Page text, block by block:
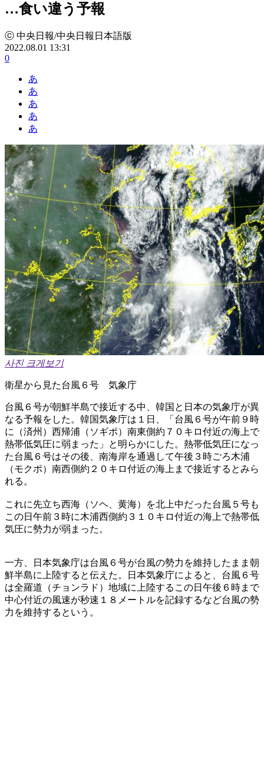
…食い違う予報
ⓒ 中央日報/中央日報日本語版
2022.08.01 13:31
0
あ
あ
あ
あ
あ
사진 크게보기
衛星から見た台風６号 気象庁
台風６号が朝鮮半島で接近する中、韓国と日本の気象庁が異
なる予報をした。韓国気象庁は１日、「台風６号が午前９時
に（済州）西帰浦（ソギポ）南東側約７０キロ付近の海上で
熱帯低気圧に弱まった」と明らかにした。熱帯低気圧になっ
た台風６号はその後、南海岸を通過して午後３時ごろ木浦
（モクポ）南西側約２０キロ付近の海上まで接近するとみら
れる。
これに先立ち西海（ソヘ、黄海）を北上中だった台風５号も
この日午前３時に木浦西側約３１０キロ付近の海上で熱帯低
気圧に勢力が弱まった。
一方、日本気象庁は台風６号が台風の勢力を維持したまま朝
鮮半島に上陸すると伝えた。日本気象庁によると、台風６号
は全羅道（チョンラド）地域に上陸するこの日午後６時まで
中心付近の風速が秒速１８メートルを記録するなど台風の勢
力を維持するという。